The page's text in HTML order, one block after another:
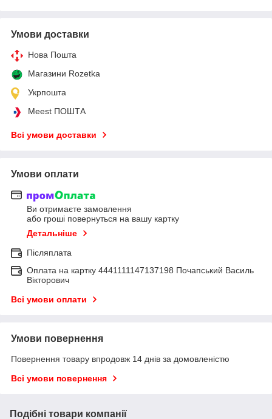
Умови доставки
Нова Пошта
Магазини Rozetka
Укрпошта
Meest ПОШТА
Всі умови доставки
Умови оплати
Ви отримаєте замовлення
або гроші повернуться на вашу картку
Детальніше
Післяплата
Оплата на картку 4441111147137198 Почапський Василь
Вікторович
Всі умови оплати
Умови повернення
Повернення товару впродовж 14 днів за домовленістю
Всі умови повернення
Подібні товари компанії